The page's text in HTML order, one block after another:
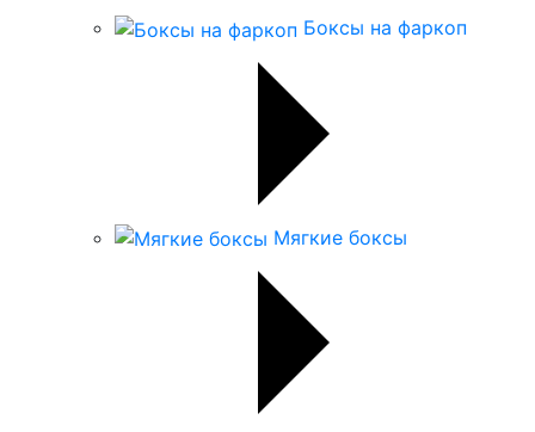
Боксы на фаркоп
Мягкие боксы